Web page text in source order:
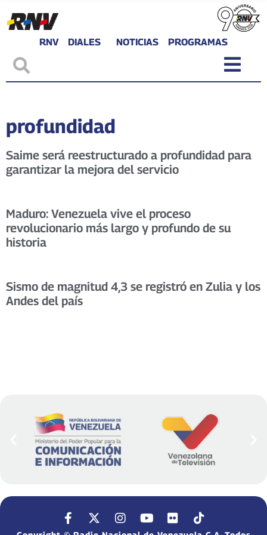
RNV DIALES NOTICIAS PROGRAMAS
profundidad
Saime será reestructurado a profundidad para
garantizar la mejora del servicio
Maduro: Venezuela vive el proceso
revolucionario más largo y profundo de su
historia
Sismo de magnitud 4,3 se registró en Zulia y los
Andes del país